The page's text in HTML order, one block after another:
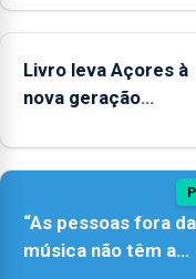
Livro leva Açores à
nova geração
“As pessoas fora da
música não têm a